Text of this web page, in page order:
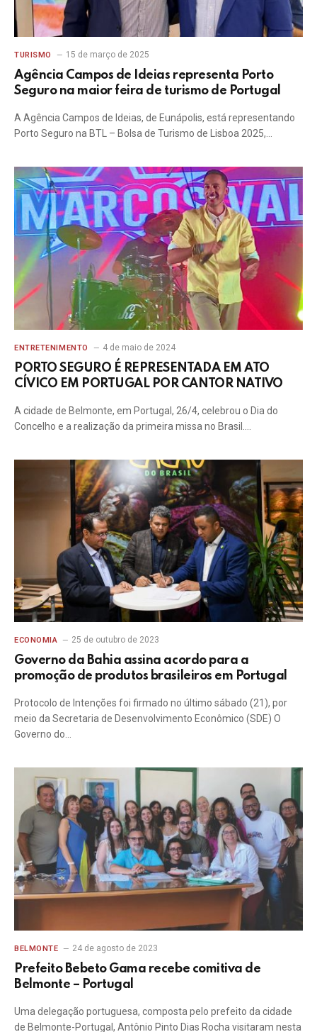
TURISMO 15 de março de 2025
Agência Campos de Ideias representa Porto
Seguro na maior feira de turismo de Portugal
A Agência Campos de Ideias, de Eunápolis, está representando
Porto Seguro na BTL – Bolsa de Turismo de Lisboa 2025,…
ENTRETENIMENTO 4 de maio de 2024
PORTO SEGURO É REPRESENTADA EM ATO
CÍVICO EM PORTUGAL POR CANTOR NATIVO
A cidade de Belmonte, em Portugal, 26/4, celebrou o Dia do
Concelho e a realização da primeira missa no Brasil.…
ECONOMIA 25 de outubro de 2023
Governo da Bahia assina acordo para a
promoção de produtos brasileiros em Portugal
Protocolo de Intenções foi firmado no último sábado (21), por
meio da Secretaria de Desenvolvimento Econômico (SDE) O
Governo do…
BELMONTE 24 de agosto de 2023
Prefeito Bebeto Gama recebe comitiva de
Belmonte – Portugal
Uma delegação portuguesa, composta pelo prefeito da cidade
de Belmonte-Portugal, Antônio Pinto Dias Rocha visitaram nesta